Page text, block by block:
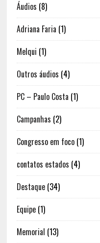
Áudios (8)
Adriana Faria (1)
Melqui (1)
Outros áudios (4)
PC – Paulo Costa (1)
Campanhas (2)
Congresso em foco(1)
contatos estados (4)
Destaque(34)
Equipe(1)
Memorial (13)